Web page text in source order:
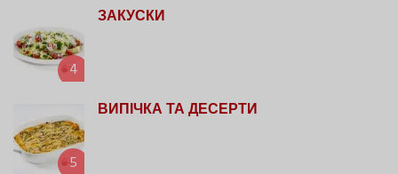
4
ЗАКУСКИ
5
ВИПІЧКА ТА ДЕСЕРТИ